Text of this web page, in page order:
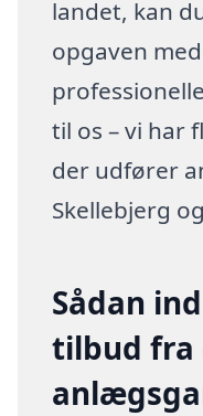
landet, kan
opgaven
til os – vi har
der udfører
Skellebjerg
Sådan
tilbud fra